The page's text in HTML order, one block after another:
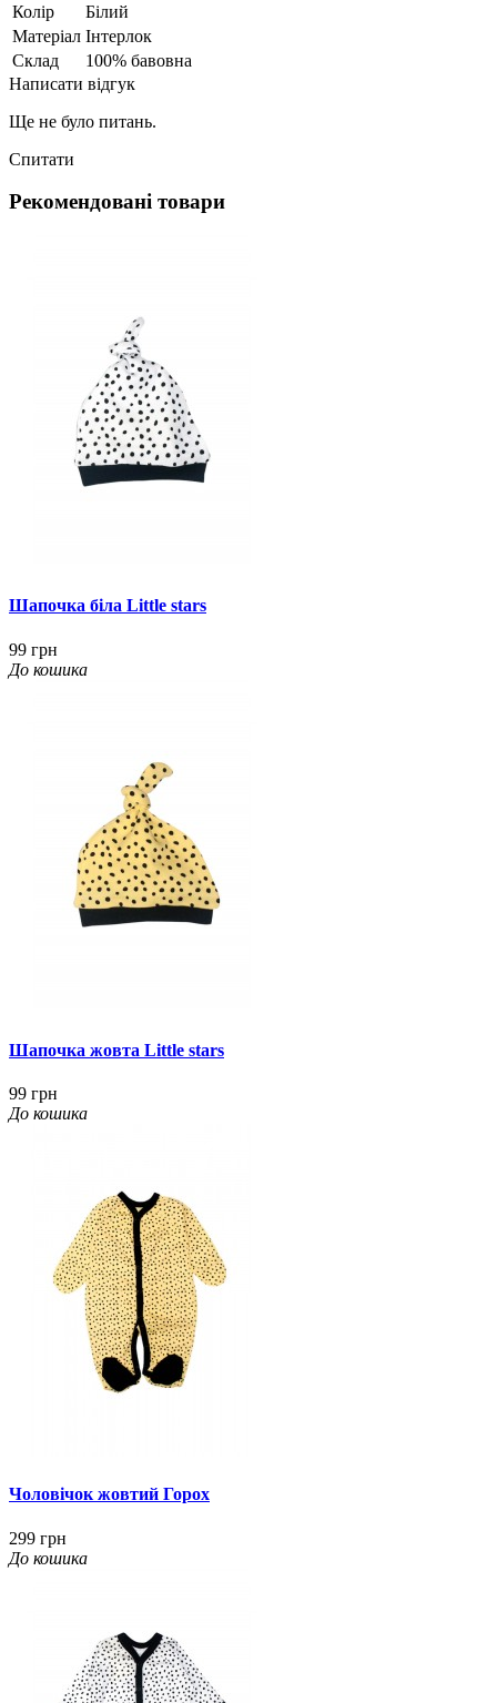
Колір
Білий
Матеріал Інтерлок
Склад
100% бавовна
Написати відгук
Ще не було питань.
Спитати
Рекомендовані товари
Шапочка біла Little stars
99 грн
До кошика
Шапочка жовта Little stars
99 грн
До кошика
Чоловічок жовтий Горох
299 грн
До кошика